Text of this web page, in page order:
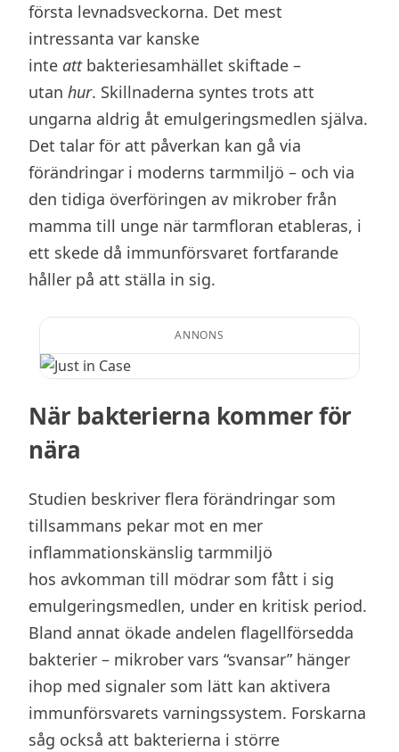
första levnadsveckorna. Det mest
intressanta var kanske
inte attbakteriesamhället skiftade –
utan hur. Skillnaderna syntes trots att
ungarna aldrig åt emulgeringsmedlen själva.
Det talar för att påverkan kan gå via
förändringar i moderns tarmmiljö – och via
den tidiga överföringen av mikrober från
mamma till unge när tarmfloran etableras, i
ett skede då immunförsvaret fortfarande
håller på att ställa in sig.
ANNONS
När bakterierna kommer för
nära
Studien beskriver flera förändringar som
tillsammans pekar mot en mer
inflammationskänslig tarmmiljö
hos avkomman till mödrar som fått i sig
emulgeringsmedlen, under en kritisk period.
Bland annat ökade andelen flagellförsedda
bakterier – mikrober vars “svansar” hänger
ihop med signaler som lätt kan aktivera
immunförsvarets varningssystem. Forskarna
såg också att bakterierna i större